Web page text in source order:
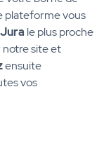
plateforme vous
le plus proche
notre site et
ensuite
vos